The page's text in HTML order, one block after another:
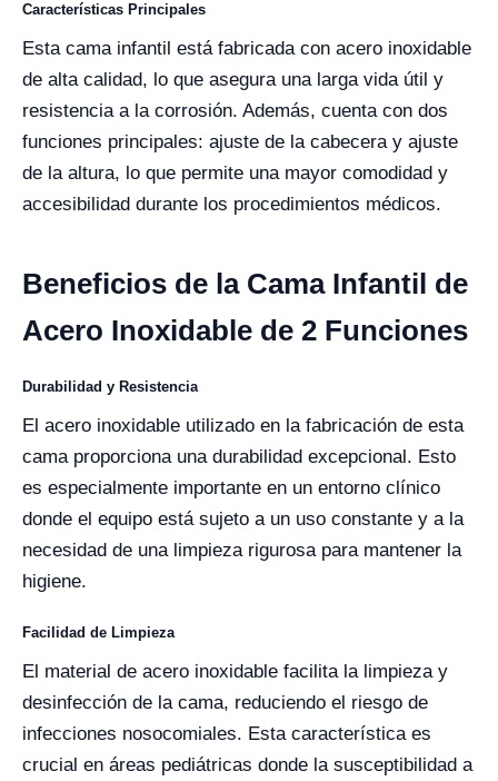
Características Principales
Esta cama infantil está fabricada con acero inoxidable
de alta calidad, lo que asegura una larga vida útil y
resistencia a la corrosión. Además, cuenta con dos
funciones principales: ajuste de la cabecera y ajuste
de la altura, lo que permite una mayor comodidad y
accesibilidad durante los procedimientos médicos.
Beneficios de la Cama Infantil de
Acero Inoxidable de 2 Funciones
Durabilidad y Resistencia
El acero inoxidable utilizado en la fabricación de esta
cama proporciona una durabilidad excepcional. Esto
es especialmente importante en un entorno clínico
donde el equipo está sujeto a un uso constante y a la
necesidad de una limpieza rigurosa para mantener la
higiene.
Facilidad de Limpieza
El material de acero inoxidable facilita la limpieza y
desinfección de la cama, reduciendo el riesgo de
infecciones nosocomiales. Esta característica es
crucial en áreas pediátricas donde la susceptibilidad a